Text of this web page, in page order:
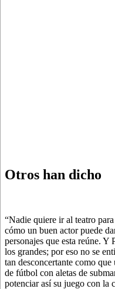
Otros han dicho
“Nadie quiere ir al teatro
cómo un buen actor puede
personajes que esta reúne.
los grandes; por eso no se
tan desconcertante como
de fútbol con aletas de
potenciar así su juego con la